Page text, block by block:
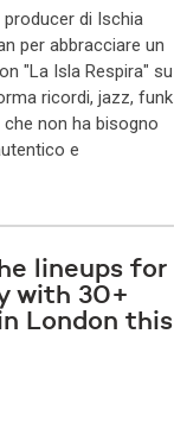
di Ischia
per abbracciare un
"La Isla Respira" su
ricordi, jazz, funk
non ha bisogno
e
lineups for
with 30+
London this